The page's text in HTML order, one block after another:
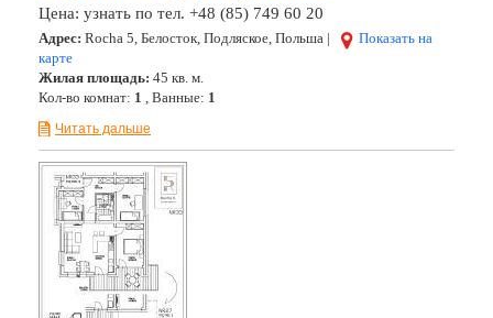
Цена: узнать по тел. +48 (85) 749 60 20
Адрес: Rocha 5, Белосток, Подляское, Польша |
Показать на
карте
Жилая площадь: 45 кв. м.
Кол-во комнат: 1 , Ванные: 1
Читать дальше